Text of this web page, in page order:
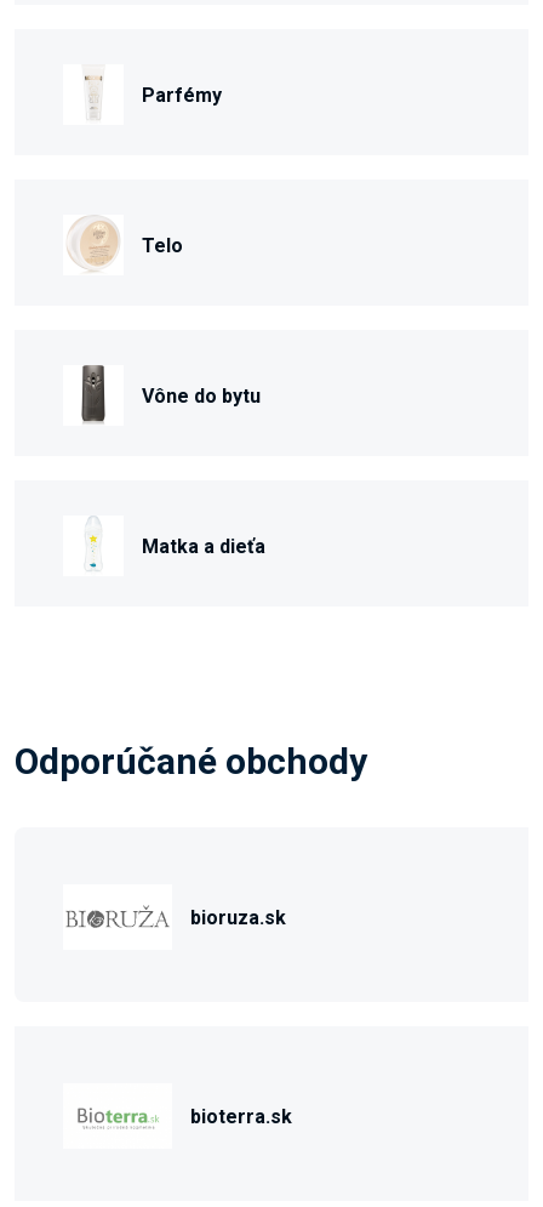
Parfémy
Telo
Vône do bytu
Matka a dieťa
Odporúčané obchody
bioruza.sk
bioterra.sk